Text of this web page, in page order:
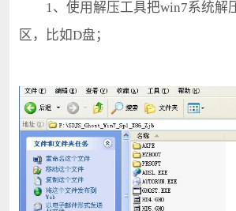
1、使用解压工具把win7系统解
区，比如D盘；